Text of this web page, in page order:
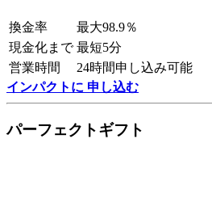
換金率
最大98.9％
現金化まで 最短5分
営業時間
24時間申し込み可能
インパクトに 申し込む
パーフェクトギフト